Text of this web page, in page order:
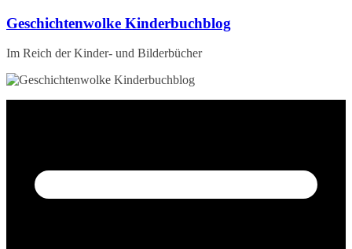
Zum
springen
Geschichtenwolke Kinderbuchblog
Im Reich der Kinder- und Bilderbücher